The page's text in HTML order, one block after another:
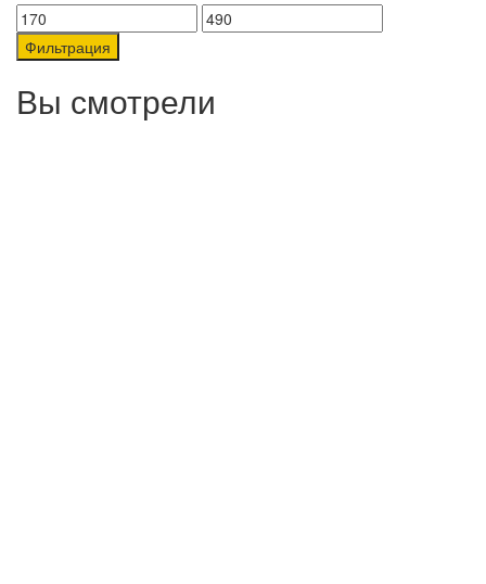
Минимальная
цена
Максимальная
цена
Фильтрация
Вы смотрели